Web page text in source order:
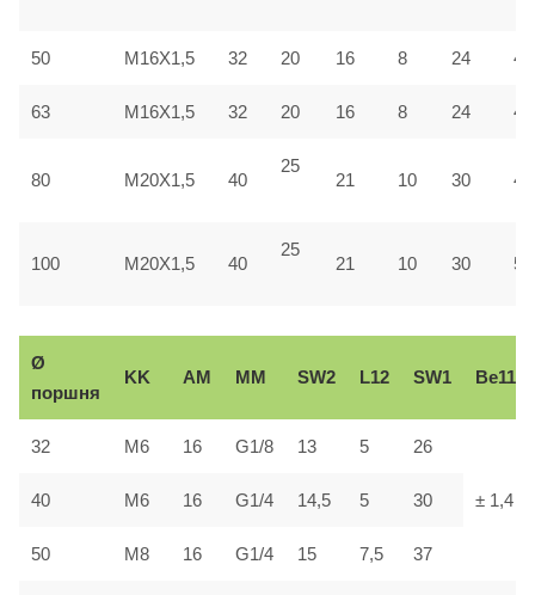
50 M16X1,5 32 20 16 8 24 40
63 M16X1,5 32 20 16 8 24 45
80 M20X1,5 40
25
21 10 30 45
100 M20X1,5 40
25
21 10 30 55
Ø
поршня
KK AM ММ SW2 L12 SW1 Вe11
32 М6 16 G1/8 13 5 26
± 1,4
40 М6 16 G1/4 14,5 5 30
50 М8 16 G1/4 15 7,5 37